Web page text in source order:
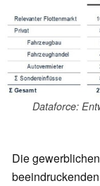
Dataforce:
Die